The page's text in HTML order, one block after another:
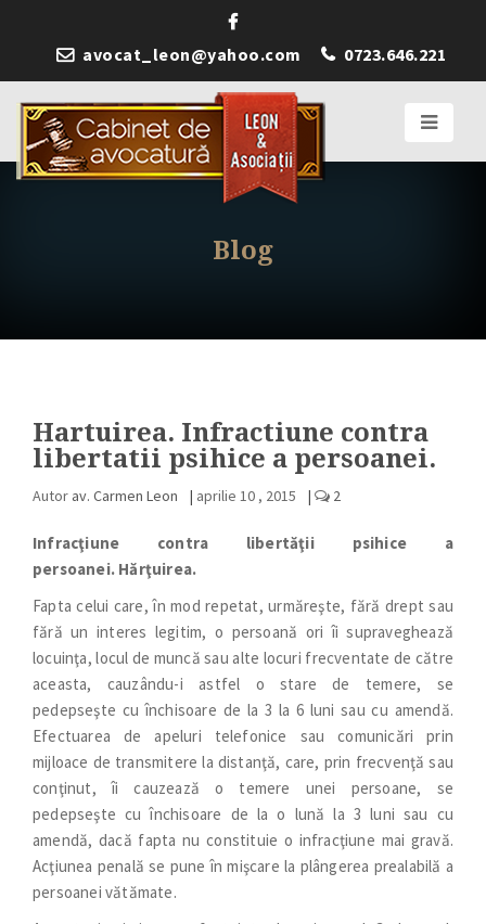
avocat_leon@yahoo.com 0723.646.221
Blog
Hartuirea. Infractiune contra
libertatii psihice a persoanei.
Autor av. Carmen Leon | aprilie 10 , 2015 | 2
Infracţiune contra libertăţii psihice a
persoanei. Hărţuirea.
Fapta celui care, în mod repetat, urmăreşte, fără drept sau
fără un interes legitim, o persoană ori îi supraveghează
locuinţa, locul de muncă sau alte locuri frecventate de către
aceasta, cauzându-i astfel o stare de temere, se
pedepseşte cu închisoare de la 3 la 6 luni sau cu amendă.
Efectuarea de apeluri telefonice sau comunicări prin
mijloace de transmitere la distanţă, care, prin frecvenţă sau
conţinut, îi cauzează o temere unei persoane, se
pedepseşte cu închisoare de la o lună la 3 luni sau cu
amendă, dacă fapta nu constituie o infracţiune mai gravă.
Acţiunea penală se pune în mişcare la plângerea prealabilă a
persoanei vătămate.